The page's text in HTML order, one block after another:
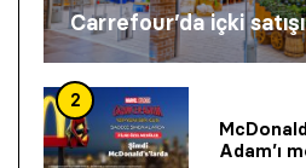
Carrefour’da içki
2
Adam’ı